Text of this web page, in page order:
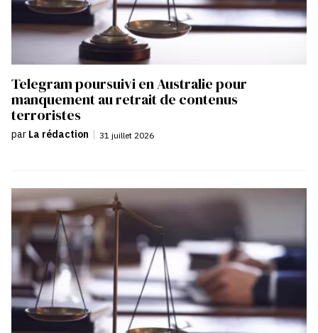
Telegram poursuivi en Australie pour
manquement au retrait de contenus
terroristes
par La rédaction | 31 juillet 2026